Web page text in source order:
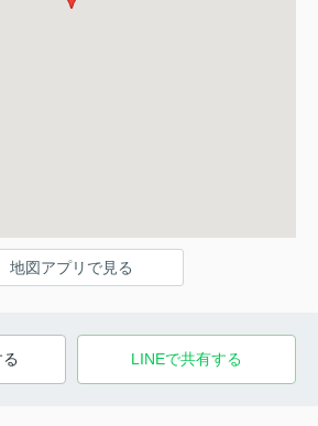
地図アプリで見る
LINEで共有する